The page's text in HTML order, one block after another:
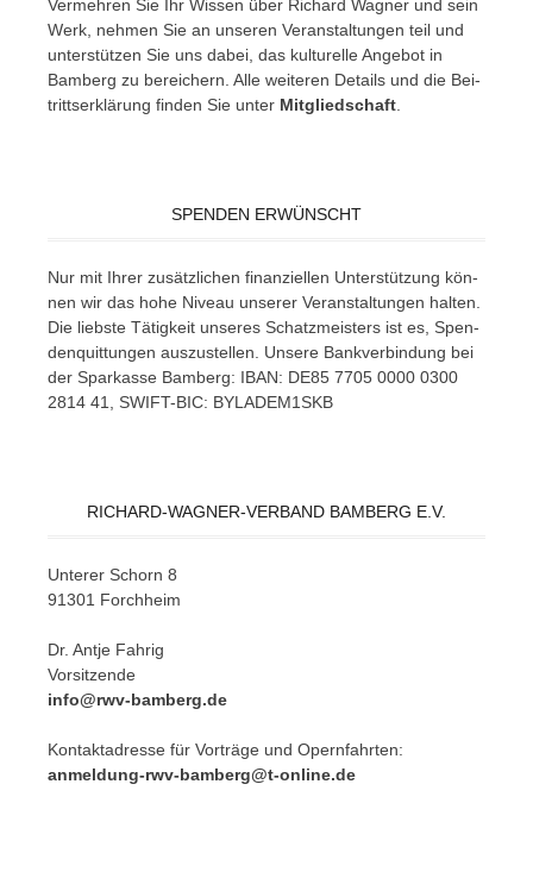
Ver­meh­ren Sie Ihr Wis­sen über Ri­chard Wag­ner und sein
Werk, neh­men Sie an un­se­ren Ver­an­stal­tun­gen teil und
un­ter­stüt­zen Sie uns da­bei, das kul­tu­rel­le An­ge­bot in
Bam­berg zu be­rei­chern. Alle wei­te­ren De­tails und die Bei­
tritts­er­klä­rung fin­den Sie un­ter Mit­glied­schaft
SPENDEN ERWÜNSCHT
Nur mit Ih­rer zu­sätz­li­chen fi­nan­zi­el­len Un­ter­stüt­zung kön­
nen wir das hohe Ni­veau un­se­rer Ver­an­stal­tun­gen hal­ten.
Die liebs­te Tä­tig­keit un­se­res Schatz­meis­ters ist es, Spen­
den­quit­tun­gen aus­zu­stel­len. Un­se­re Bank­ver­bin­dung bei
der Spar­kas­se Bam­berg: IBAN: DE85 7705 0000 0300
2814 41, SWIFT-BIC: BYLADEM1SKB
RICHARD-WAGNER-VERBAND BAMBERG E.V.
Un­te­rer Schorn 8
91301 Forchheim
Dr. Ant­je Fahrig
Vorsitzende
info@rwv-bamberg.de
Kon­takt­adres­se für Vor­trä­ge und Opern­fahr­ten:
anmeldung-rwv-bamberg@t-online.de